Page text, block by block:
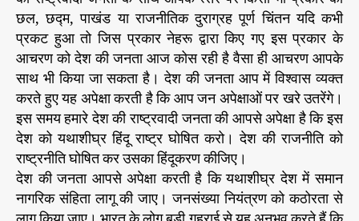
छल, छद्म, पाखंड या राजनीतिक दुराग्रह पूर्ण चिंतन यदि कभी
प्रकट हुआ तो जिस प्रकार नेहरू द्वारा किए गए इस प्रकार के
आचरण को देश की जनता आज कोस रही है वैसा ही आचरण आपके
साथ भी किया जा सकता है। देश की जनता आप में विश्वास व्यक्त
करते हुए यह अपेक्षा करती है कि आप जन अपेक्षाओं पर खरे उतरेंगे।
इस समय हमारे देश की राष्ट्रवादी जनता की आपसे अपेक्षा है कि इस
देश को यथाशीघ्र हिंदू राष्ट्र घोषित करो। देश की राजनीति को
राष्ट्रनीति घोषित कर उसका हिंदूकरण कीजिए।
देश की जनता आपसे अपेक्षा करती है कि यथाशीघ्र देश में समान
नागरिक संहिता लागू की जाए। जनसंख्या नियंत्रण को कठोरता से